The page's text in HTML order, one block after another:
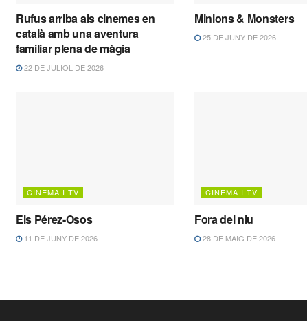
Rufus arriba als cinemes en
català amb una aventura
familiar plena de màgia
22 DE JULIOL DE 2026
Minions & Monsters
25 DE JUNY DE 2026
CINEMA I TV
Els Pérez-Osos
11 DE JUNY DE 2026
CINEMA I TV
Fora del niu
28 DE MAIG DE 2026